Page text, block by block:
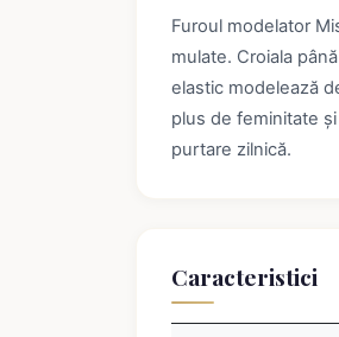
Furoul modelator
mulate. Croiala
elastic modelează
plus de feminitate
purtare zilnică.
Caracteristici